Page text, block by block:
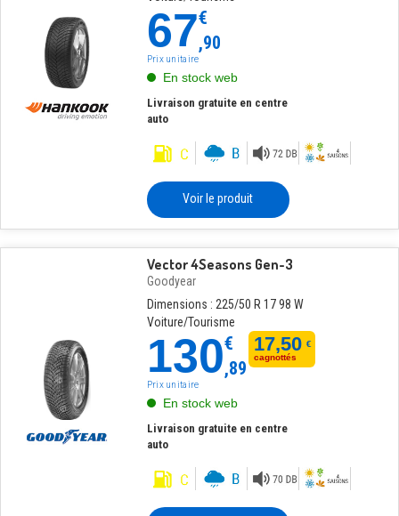
67€
,90
Prix unitaire
En stock web
Livraison gratuite en centre
auto
Voir le produit
Vector 4Seasons Gen-3
Goodyear
Dimensions : 225/50 R 17 98 W
Voiture/Tourisme
130€
,89
17,50 €
cagnottés
Prix unitaire
En stock web
Livraison gratuite en centre
auto